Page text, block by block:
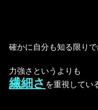
確かに自分も知る限り
力強さというよりも
繊細さ を重視してい